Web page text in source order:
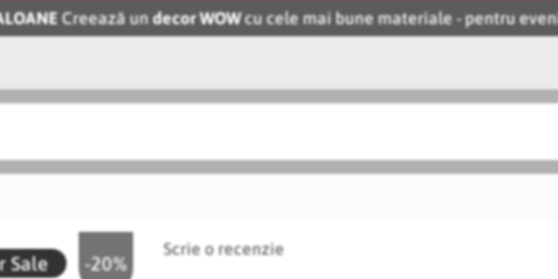
Creează undecor WOWcu cele mai bune materiale - pentru
-20%
Sale
Scrie o recenzie